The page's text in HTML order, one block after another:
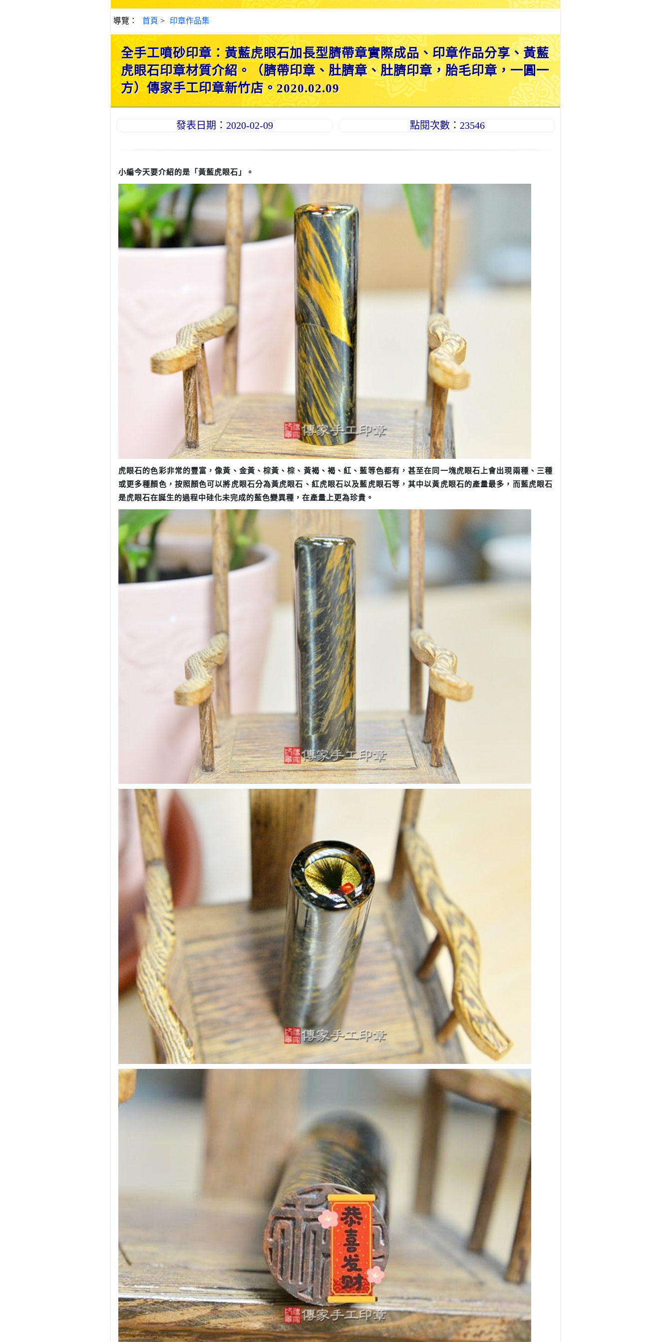
導覽： 首頁 > 印章作品集
全手工噴砂印章：黃藍虎眼石加長型臍帶章實際成品、印章作品分享、黃藍
虎眼石印章材質介紹。（臍帶印章、肚臍章、肚臍印章，胎毛印章，一圓一
方）傳家手工印章新竹店。2020.02.09
發表日期：2020-02-09 點閱次數：23546
小編今天要介紹的是「黃藍虎眼石」。
虎眼石的色彩非常的豐富，像黃、金黃、棕黃、棕、黃褐、褐、紅、藍等色都有，甚至在同一塊虎眼石上會出現兩種、三種
或更多種顏色，按照顏色可以將虎眼石分為黃虎眼石、紅虎眼石以及藍虎眼石等，其中以黃虎眼石的產量最多，而藍虎眼石
是虎眼石在誕生的過程中硅化未完成的藍色變異種，在產量上更為珍貴。